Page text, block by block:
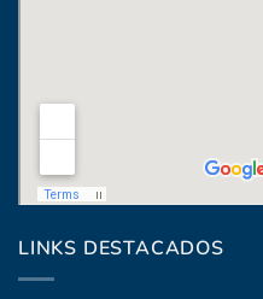
Coronel Raíz
LINKS DESTACADOS